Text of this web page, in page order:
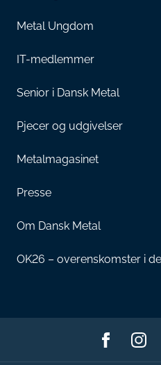
Metal Ungdom
IT-medlemmer
Senior i Dansk Metal
Pjecer og udgivelser
Metalmagasinet
Presse
Om Dansk Metal
OK26 – overenskomster i